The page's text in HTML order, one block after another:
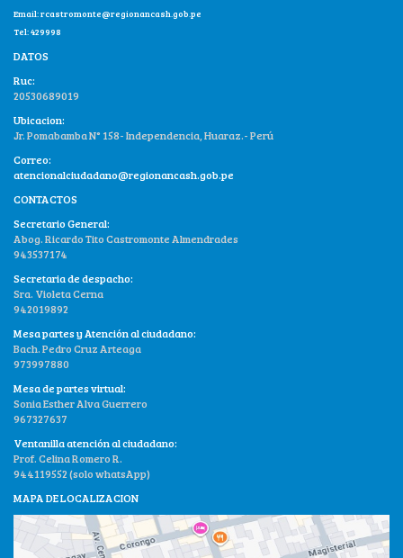
Email:rcastromonte@regionancash.gob.pe
Tel: 429998
DATOS
Ruc:
20530689019
Ubicacion:
Jr. Pomabamba N° 158- Independencia, Huaraz.- Perú
Correo:
atencionalciudadano@regionancash.gob.pe
CONTACTOS
Secretario General:
Abog. Ricardo Tito Castromonte Almendrades
943537174
Secretaria de despacho:
Sra. Violeta Cerna
942019892
Mesa partes y Atención al ciudadano:
Bach. Pedro Cruz Arteaga
973997880
Mesa de partes virtual:
Sonia Esther Alva Guerrero
967327637
Ventanilla atención al ciudadano:
Prof. Celina Romero R.
944119552 (solo whatsApp)
MAPA DE LOCALIZACION